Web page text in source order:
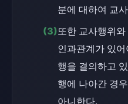
분에 대하여 교
(3)또한 교사행위
인과관계가 있
행을 결의하고
행에 나아간 경
아니한다.